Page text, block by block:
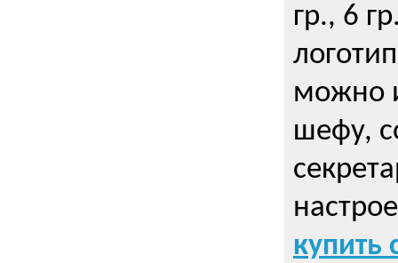
гр., 6
можно
шефу,
купить